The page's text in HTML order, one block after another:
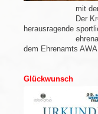
mit dem
Der
herausragende
ehrenamtliche
dem Ehrenamts
Glückwunsch